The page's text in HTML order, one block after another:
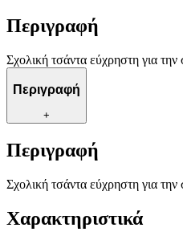
Περιγραφή
Σχολική τσάντα εύχρηστη για
Περιγραφή
+
Περιγραφή
Σχολική τσάντα εύχρηστη για
Χαρακτηριστικά